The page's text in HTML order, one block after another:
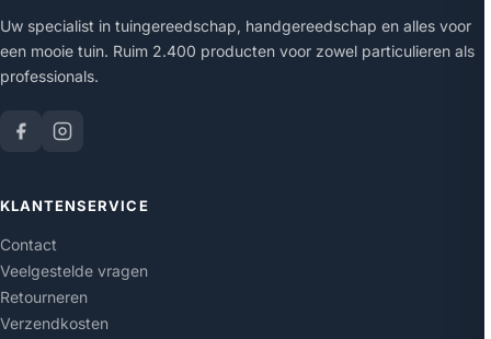
Uw specialist in tuingereedschap, handgereedschap en alles voor
een mooie tuin. Ruim 2.400 producten voor zowel particulieren als
professionals.
KLANTENSERVICE
Contact
Veelgestelde vragen
Retourneren
Verzendkosten